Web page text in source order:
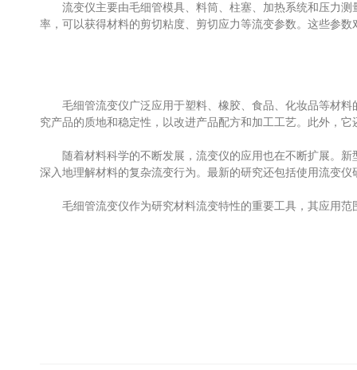
流变仪主要由毛细管模具、料筒、柱塞、加热系统和压力测
率，可以获得材料的剪切粘度、剪切应力等流变参数。这些参
毛细管流变仪广泛应用于塑料、橡胶、食品、化妆品等材料
究产品的质地和稳定性，以改进产品配方和加工工艺。此外，
随着材料科学的不断发展，流变仪的应用也在不断扩展。新
深入地理解材料的复杂流变行为。最新的研究还包括使用流变
毛细管流变仪作为研究材料流变特性的重要工具，其应用范